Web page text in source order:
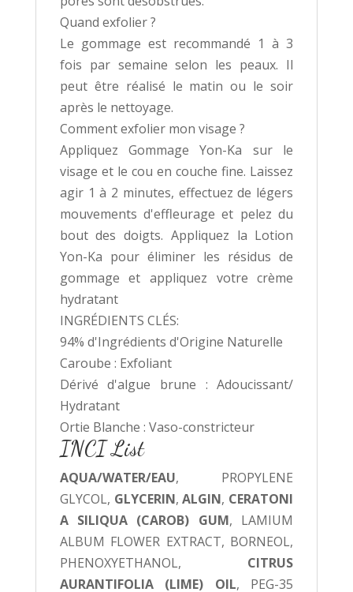
Quand exfolier ?
Le gommage est recommandé 1 à 3
fois par semaine selon les peaux. Il
peut être réalisé le matin ou le soir
après le nettoyage.
Comment exfolier mon visage ?
Appliquez Gommage Yon-Ka sur le
visage et le cou en couche fine. Laissez
agir 1 à 2 minutes, effectuez de légers
mouvements d'effleurage et pelez du
bout des doigts. Appliquez la Lotion
Yon-Ka pour éliminer les résidus de
gommage et appliquez votre crème
hydratant
INGRÉDIENTS CLÉS:
94% d'Ingrédients d'Origine Naturelle
Caroube : Exfoliant
Dérivé d'algue brune : Adoucissant/
Hydratant
Ortie Blanche : Vaso-constricteur
INCI List
AQUA/WATER/EAU, PROPYLENE
GLYCOL, GLYCERIN,ALGIN, CERATONI
A SILIQUA (CAROB) GUM, LAMIUM
ALBUM FLOWER EXTRACT, BORNEOL,
PHENOXYETHANOL, CITRUS
AURANTIFOLIA (LIME) OIL, PEG-35